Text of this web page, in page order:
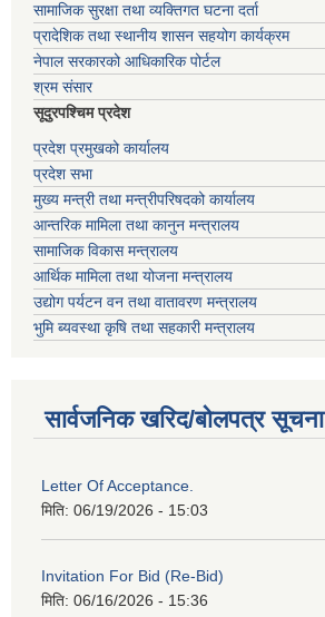
सामाजिक सुरक्षा तथा व्यक्तिगत घटना दर्ता
प्रादेशिक तथा स्थानीय शासन सहयोग कार्यक्रम
नेपाल सरकारको आधिकारिक पोर्टल
श्रम संसार
सूदुरपश्चिम प्रदेश
प्रदेश प्रमुखको कार्यालय
प्रदेश सभा
मुख्य मन्त्री तथा मन्त्रीपरिषदको कार्यालय
आन्तरिक मामिला तथा कानुन मन्त्रालय
सामाजिक विकास मन्त्रालय
आर्थिक मामिला तथा योजना मन्त्रालय
उद्योग पर्यटन वन तथा वातावरण मन्त्रालय
भुमि ब्यवस्था कृषि तथा सहकारी मन्त्रालय
सार्वजनिक खरिद/बोलपत्र सूचना
Letter Of Acceptance.
मिति: 06/19/2026 - 15:03
Invitation For Bid (Re-Bid)
मिति: 06/16/2026 - 15:36